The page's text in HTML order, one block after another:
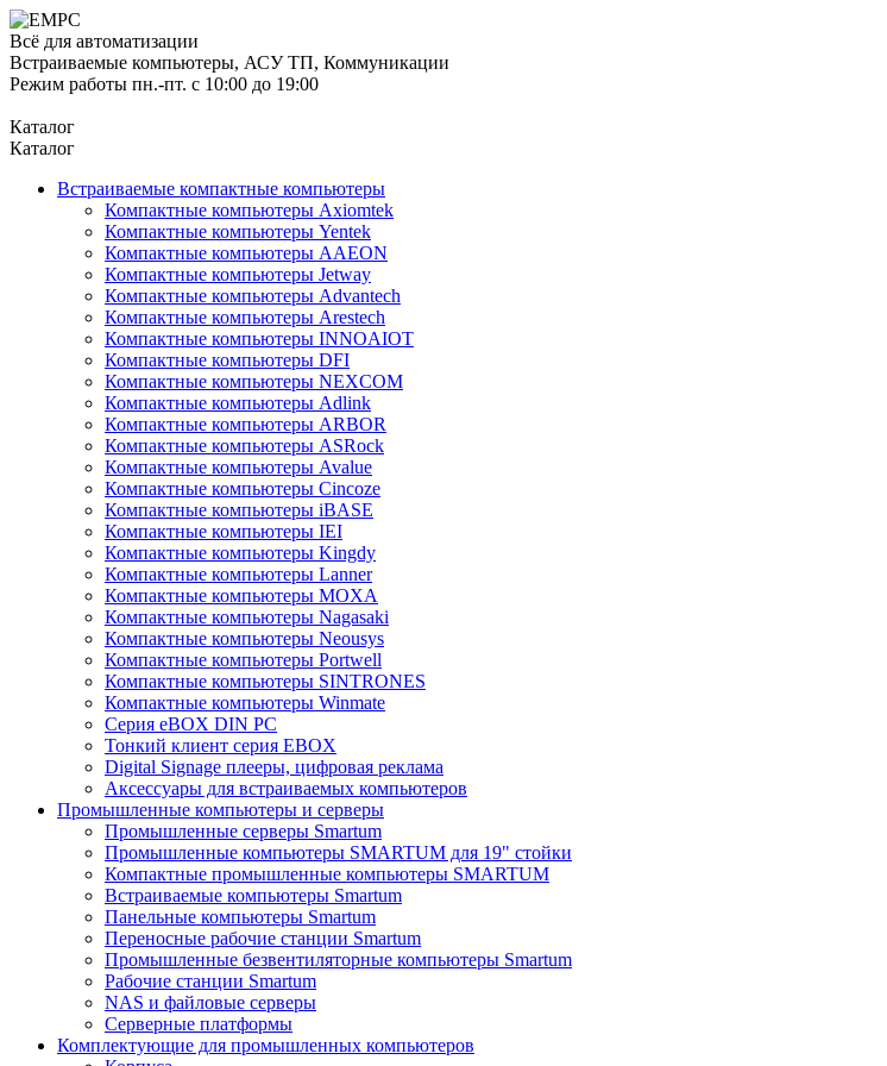
Всё для автоматизации
Встраиваемые компьютеры, АСУ ТП, Коммуникации
Режим работы пн.-пт. с 10:00 до 19:00
Каталог
Каталог
Встраиваемые компактные компьютеры
Компактные компьютеры Axiomtek
Компактные компьютеры Yentek
Компактные компьютеры AAEON
Компактные компьютеры Jetway
Компактные компьютеры Advantech
Компактные компьютеры Arestech
Компактные компьютеры INNOAIOT
Компактные компьютеры DFI
Компактные компьютеры NEXCOM
Компактные компьютеры Adlink
Компактные компьютеры ARBOR
Компактные компьютеры ASRock
Компактные компьютеры Avalue
Компактные компьютеры Cincoze
Компактные компьютеры iBASE
Компактные компьютеры IEI
Компактные компьютеры Kingdy
Компактные компьютеры Lanner
Компактные компьютеры MOXA
Компактные компьютеры Nagasaki
Компактные компьютеры Neousys
Компактные компьютеры Portwell
Компактные компьютеры SINTRONES
Компактные компьютеры Winmate
Серия eBOX DIN PC
Тонкий клиент серия EBOX
Digital Signage плееры, цифровая реклама
Аксессуары для встраиваемых компьютеров
Промышленные компьютеры и серверы
Промышленные серверы Smartum
Промышленные компьютеры SMARTUM для 19" стойки
Компактные промышленные компьютеры SMARTUM
Встраиваемые компьютеры Smartum
Панельные компьютеры Smartum
Переносные рабочие станции Smartum
Промышленные безвентиляторные компьютеры Smartum
Рабочие станции Smartum
NAS и файловые серверы
Серверные платформы
Комплектующие для промышленных компьютеров